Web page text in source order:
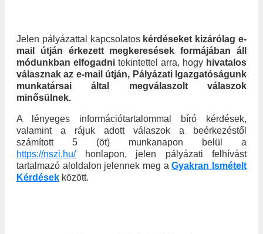
Jelen pályázattal kapcsolatos kérdéseket kizárólag e-
mail útján érkezett megkeresések formájában áll
módunkban elfogadni tekintettel arra, hogy hivatalos
válasznak az e-mail útján, Pályázati Igazgatóságunk
munkatársai által megválaszolt válaszok
minősülnek.
A lényeges információtartalommal bíró kérdések,
valamint a rájuk adott válaszok a beérkezéstől
számított 5 (öt) munkanapon belül a
https://nszi.hu/honlapon, jelen pályázati felhívást
tartalmazó aloldalon jelennek meg aGyakran Ismételt
Kérdések között.